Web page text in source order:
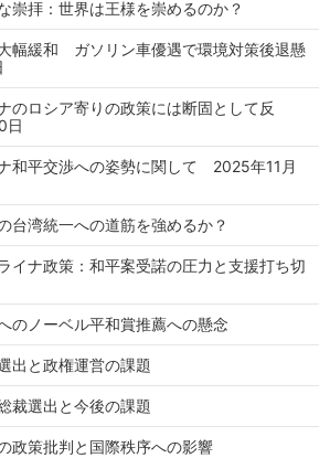
崇拝：世界は王様を崇めるのか？
幅緩和 ガソリン車優遇で環境対策後退懸
のロシア寄りの政策には断固として反
日
和平交渉への姿勢に関して 2025年11月
台湾統一への道筋を強めるか？
イナ政策：和平案受諾の圧力と支援打ち切
のノーベル平和賞推薦への懸念
出と政権運営の課題
裁選出と今後の課題
政策批判と国際秩序への影響